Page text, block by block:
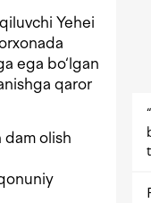
Yehei
ega bo‘lgan
qaror
dam olish